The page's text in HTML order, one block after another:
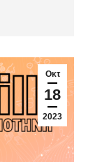
Οκτ
18
2023